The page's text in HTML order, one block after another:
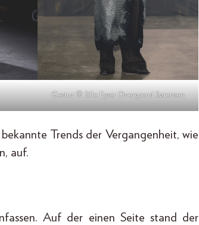
Gestuz © Sille Eyser Overgaard Sørensen
Trends der Vergangenheit, wie
auf.
Auf der einen Seite stand der